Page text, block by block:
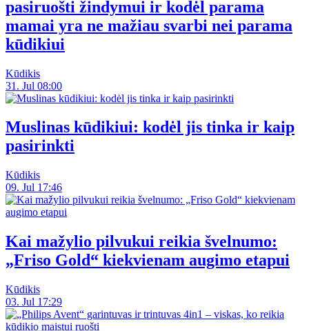
pasiruošti žindymui ir kodėl parama
mamai yra ne mažiau svarbi nei parama
kūdikiui
Kūdikis
31. Jul 08:00
Muslinas kūdikiui: kodėl jis tinka ir kaip
pasirinkti
Kūdikis
09. Jul 17:46
Kai mažylio pilvukui reikia švelnumo:
„Friso Gold“ kiekvienam augimo etapui
Kūdikis
03. Jul 17:29